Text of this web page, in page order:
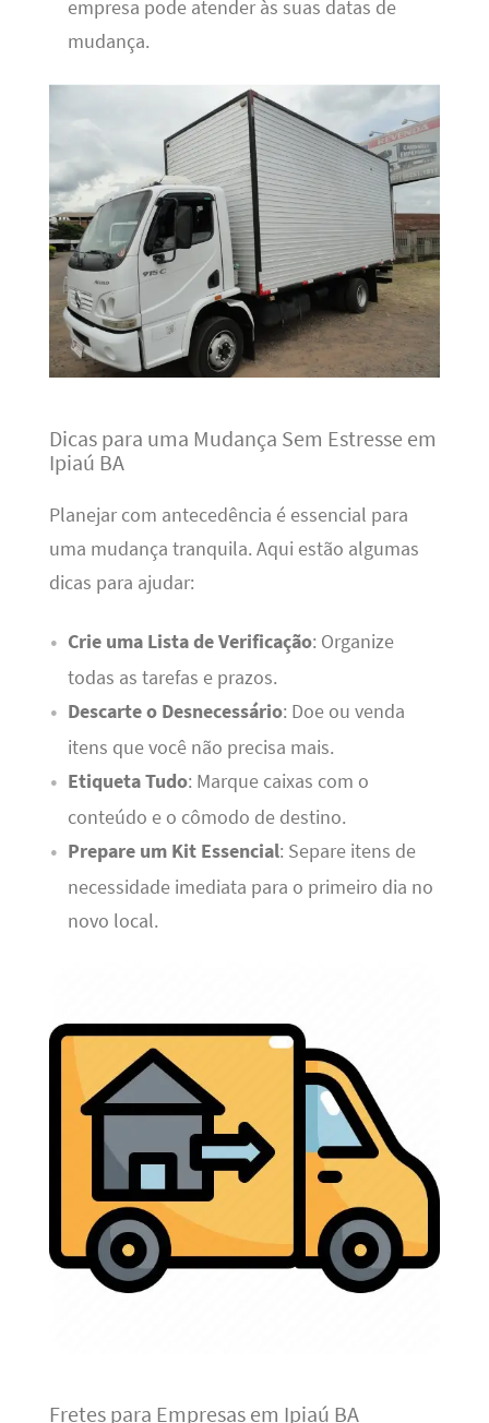
empresa pode atender às suas datas de
mudança.
Dicas para uma Mudança Sem Estresse em
Ipiaú BA
Planejar com antecedência é essencial para
uma mudança tranquila. Aqui estão algumas
dicas para ajudar:
Crie uma Lista de Verificação: Organize
todas as tarefas e prazos.
Descarte o Desnecessário: Doe ou venda
itens que você não precisa mais.
Etiqueta Tudo: Marque caixas com o
conteúdo e o cômodo de destino.
Prepare um Kit Essencial: Separe itens de
necessidade imediata para o primeiro dia no
novo local.
Fretes para Empresas em Ipiaú BA